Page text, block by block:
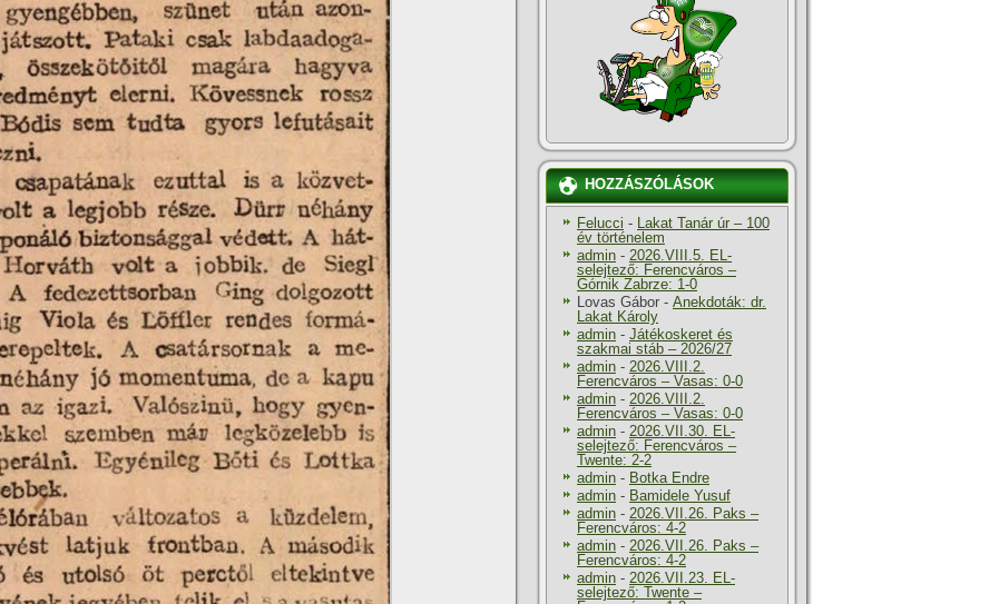
HOZZÁSZÓLÁSOK
Felucci - Lakat Tanár úr – 100
év történelem
admin - 2026.VIII.5. EL-
selejtező: Ferencváros –
Górnik Zabrze: 1-0
Lovas Gábor - Anekdoták: dr.
Lakat Károly
admin - Játékoskeret és
szakmai stáb – 2026/27
admin - 2026.VIII.2.
Ferencváros – Vasas: 0-0
admin - 2026.VIII.2.
Ferencváros – Vasas: 0-0
admin - 2026.VII.30. EL-
selejtező: Ferencváros –
Twente: 2-2
admin - Botka Endre
admin - Bamidele Yusuf
admin - 2026.VII.26. Paks –
Ferencváros: 4-2
admin - 2026.VII.26. Paks –
Ferencváros: 4-2
admin - 2026.VII.23. EL-
selejtező: Twente –